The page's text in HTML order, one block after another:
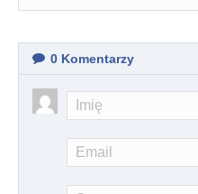
0 Komentarzy